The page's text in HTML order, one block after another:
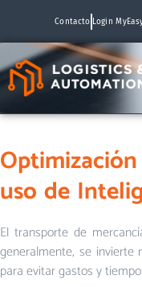
Contacto Login
uso de
El transporte de
generalmente, se invierte
para evitar gastos y